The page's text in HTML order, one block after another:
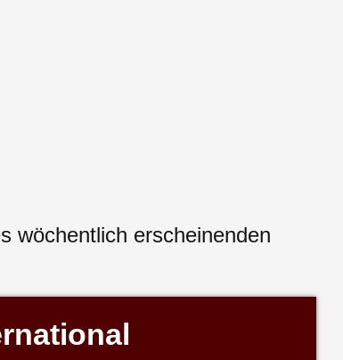
wöchentlich erscheinenden